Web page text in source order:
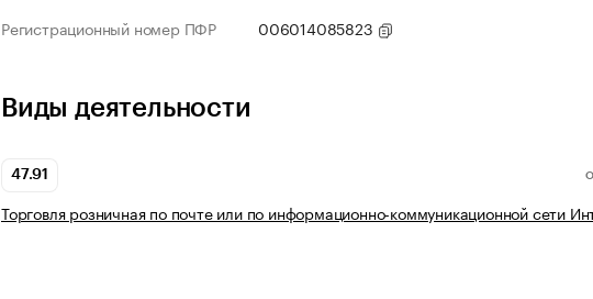
Регистрационный номер ПФР 006014085823
Виды деятельности
47.91
Торговля розничная по почте или по информационно-коммуникационной сети